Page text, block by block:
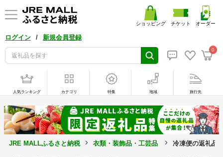
ログイン / 新規会員登録
0
ショッピング チケット オーダー
人気ランキング カテゴリ 特集 地域 旅行先
JRE MALLふるさと納税 衣類・装飾品・工芸品 冷凍便の返礼品